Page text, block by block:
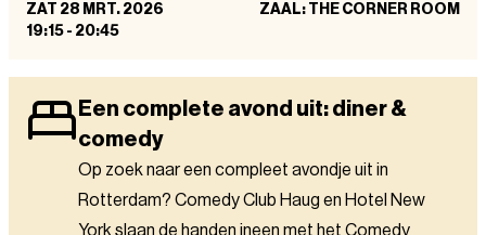
ZAT 28 MRT. 2026
19:15 - 20:45
ZAAL: THE CORNER ROOM
Een complete avond uit: diner &
comedy
Op zoek naar een compleet avondje uit in
Rotterdam? Comedy Club Haug en Hotel New
York slaan de handen ineen met het Comedy